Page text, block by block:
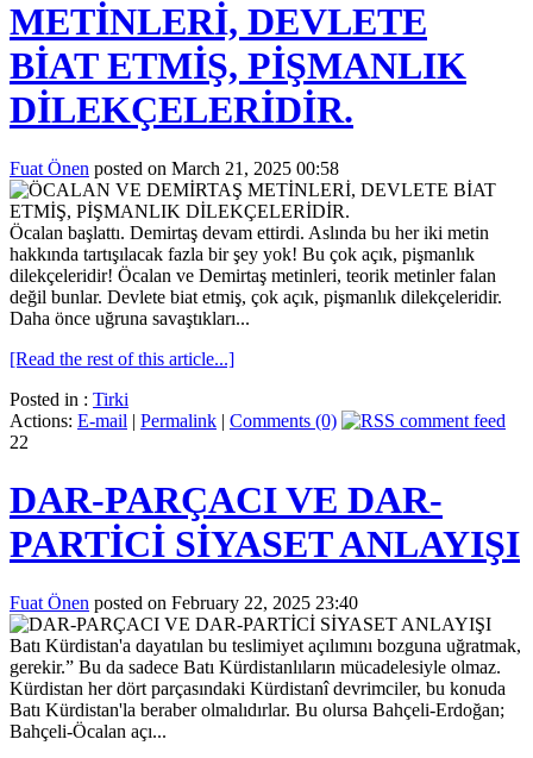
METİNLERİ, DEVLETE
BİAT ETMİŞ, PİŞMANLIK
DİLEKÇELERİDİR.
Fuat Önen posted on March 21, 2025 00:58
Öcalan başlattı. Demirtaş devam ettirdi. Aslında bu her iki metin
hakkında tartışılacak fazla bir şey yok! Bu çok açık, pişmanlık
dilekçeleridir! Öcalan ve Demirtaş metinleri, teorik metinler falan
değil bunlar. Devlete biat etmiş, çok açık, pişmanlık dilekçeleridir.
Daha önce uğruna savaştıkları...
[Read the rest of this article...]
Posted in : Tirki
Actions: E-mail | Permalink | Comments (0)
22
DAR-PARÇACI VE DAR-
PARTİCİ SİYASET ANLAYIŞI
Fuat Önen posted on February 22, 2025 23:40
Batı Kürdistan'a dayatılan bu teslimiyet açılımını bozguna uğratmak,
gerekir.” Bu da sadece Batı Kürdistanlıların mücadelesiyle olmaz.
Kürdistan her dört parçasındaki Kürdistanî devrimciler, bu konuda
Batı Kürdistan'la beraber olmalıdırlar. Bu olursa Bahçeli-Erdoğan;
Bahçeli-Öcalan açı...